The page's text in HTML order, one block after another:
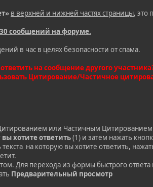
в верхней и нижней частях страницы, это
сообщений на форуме.
в час в целях безопасности от спама.
на сообщение другого
Цитирование/Частичное
или Частичным
хотите ответить(1) и затем нажать
на которую вы хотите ответить,
Для перехода из формы быстрого
Предварительный просмотр